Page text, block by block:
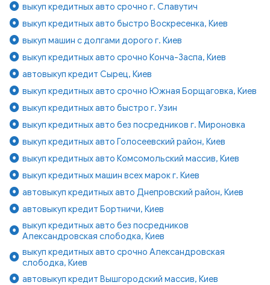
выкуп кредитных авто срочно г. Славутич
выкуп кредитных авто быстро Воскресенка, Киев
выкуп машин с долгами дорого г. Киев
выкуп кредитных авто срочно Конча-Заспа, Киев
автовыкуп кредит Сырец, Киев
выкуп кредитных авто срочно Южная Борщаговка, Киев
выкуп кредитных авто быстро г. Узин
выкуп кредитных авто без посредников г. Мироновка
выкуп кредитных авто Голосеевский район, Киев
выкуп кредитных авто Комсомольский массив, Киев
выкуп кредитных машин всех марок г. Киев
автовыкуп кредитных авто Днепровский район, Киев
автовыкуп кредит Бортничи, Киев
выкуп кредитных авто без посредников
Александровская слободка, Киев
выкуп кредитных авто срочно Александровская
слободка, Киев
автовыкуп кредит Вышгородский массив, Киев